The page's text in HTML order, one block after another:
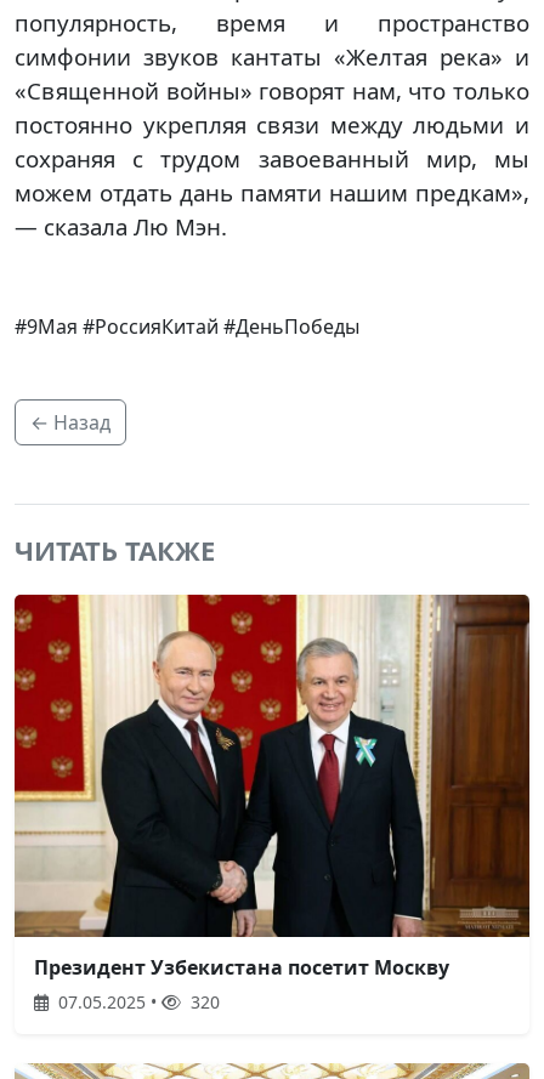
популярность, время и пространство
симфонии звуков кантаты «Желтая река» и
«Священной войны» говорят нам, что только
постоянно укрепляя связи между людьми и
сохраняя с трудом завоеванный мир, мы
можем отдать дань памяти нашим предкам»,
— сказала Лю Мэн.
#9Мая #РоссияКитай #ДеньПобеды
← Назад
ЧИТАТЬ ТАКЖЕ
Президент Узбекистана посетит Москву
07.05.2025 • 320